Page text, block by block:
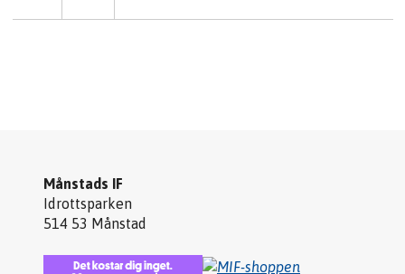
Månstads IF
Idrottsparken
514 53 Månstad